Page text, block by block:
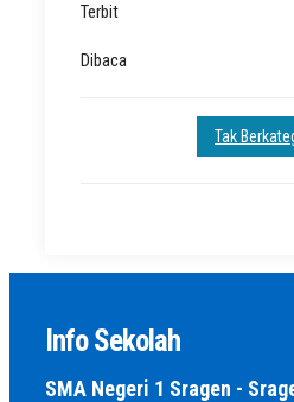
Terbit
Dibaca
Tak
Info Sekolah
SMA Negeri 1 Sragen -